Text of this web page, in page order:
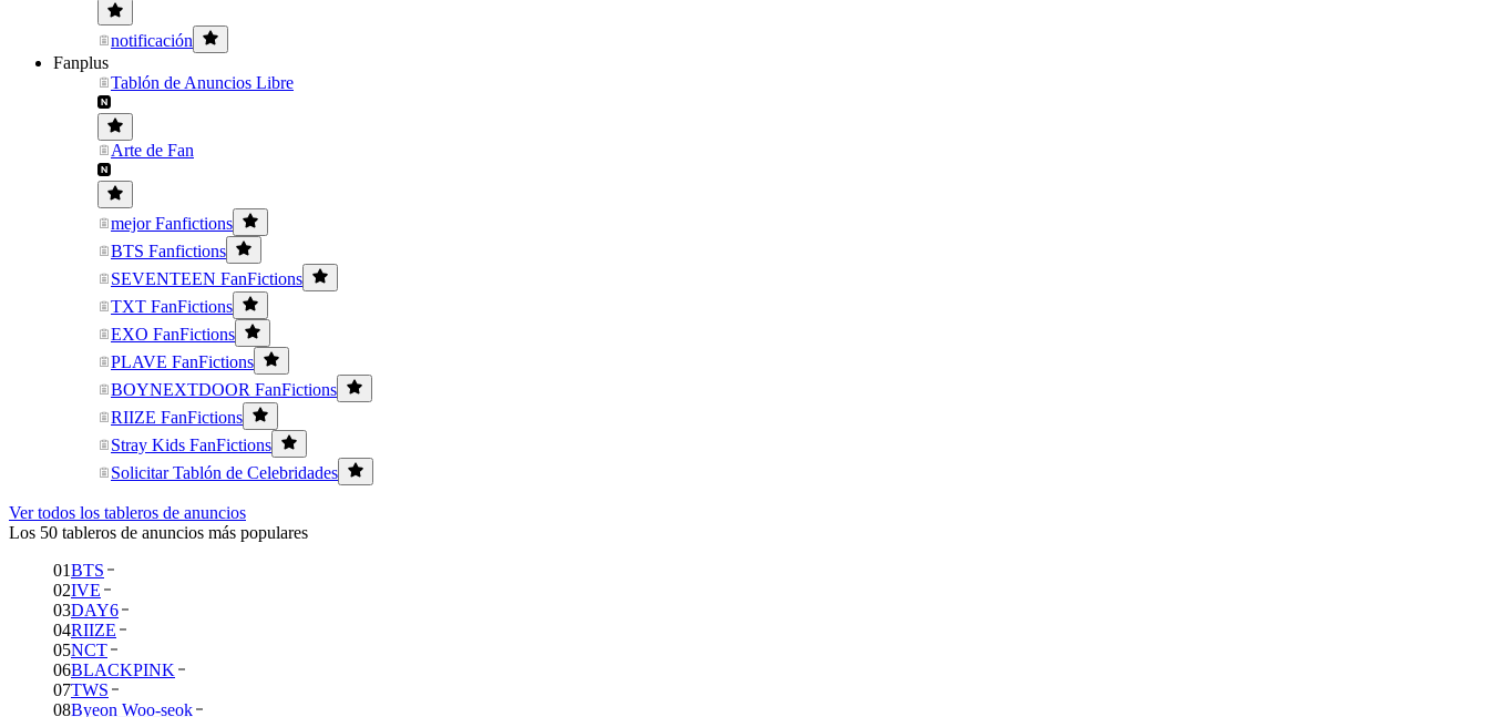
notificación
Fanplus
Tablón de Anuncios Libre
Arte de Fan
mejor Fanfictions
BTS Fanfictions
SEVENTEEN FanFictions
TXT FanFictions
EXO FanFictions
PLAVE FanFictions
BOYNEXTDOOR FanFictions
RIIZE FanFictions
Stray Kids FanFictions
Solicitar Tablón de Celebridades
Ver todos los tableros de anuncios
Los 50 tableros de anuncios más populares
01BTS
02IVE
03DAY6
04RIIZE
05NCT
06BLACKPINK
07TWS
08Byeon Woo-seok